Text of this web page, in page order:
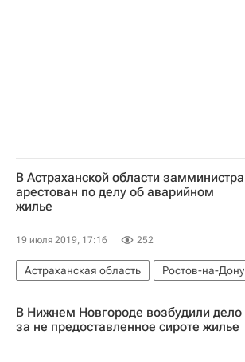
В Астраханской области замминистра
арестован по делу об аварийном
жилье
19 июля 2019, 17:16 252
Астраханская область
Ростов-на-Дону
Следственный комитет России (СК РФ)
В Нижнем Новгороде возбудили дело
за не предоставленное сироте жилье